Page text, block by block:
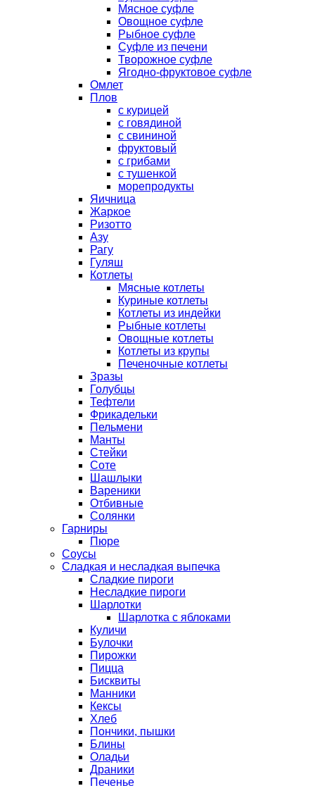
Мясное суфле
Овощное суфле
Рыбное суфле
Суфле из печени
Творожное суфле
Ягодно-фруктовое суфле
Омлет
Плов
с курицей
с говядиной
с свининой
фруктовый
с грибами
с тушенкой
морепродукты
Яичница
Жаркое
Ризотто
Азу
Рагу
Гуляш
Котлеты
Мясные котлеты
Куриные котлеты
Котлеты из индейки
Рыбные котлеты
Овощные котлеты
Котлеты из крупы
Печеночные котлеты
Зразы
Голубцы
Тефтели
Фрикадельки
Пельмени
Манты
Стейки
Соте
Шашлыки
Вареники
Отбивные
Солянки
Гарниры
Пюре
Соусы
Сладкая и несладкая выпечка
Сладкие пироги
Несладкие пироги
Шарлотки
Шарлотка с яблоками
Куличи
Булочки
Пирожки
Пицца
Бисквиты
Манники
Кексы
Хлеб
Пончики, пышки
Блины
Оладьи
Драники
Печенье